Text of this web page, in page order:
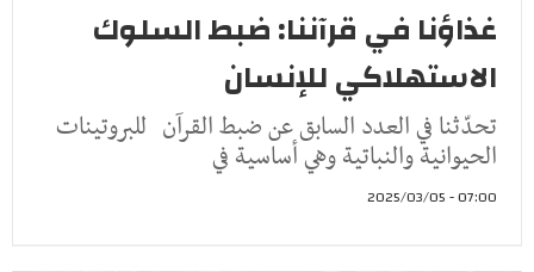
غذاؤنا في قرآننا: ضبط السلوك
الاستهلاكي للإنسان
تحدّثنا في العدد السابق عن ضبط القرآن للبروتينات
الحيوانية والنباتية وهي أساسية في
07:00 - 2025/03/05